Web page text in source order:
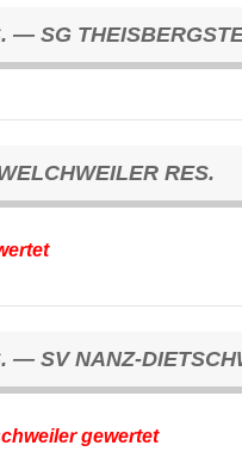
— SG
RES.
— SV NANZ-
gewertet